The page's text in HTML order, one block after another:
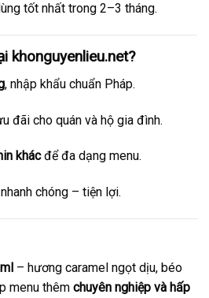
tốt nhất trong 2–3 tháng.
khonguyenlieu.net?
, nhập khẩu chuẩn Pháp.
đãi cho quán và hộ gia đình.
khácđể đa dạng menu.
chóng – tiện lợi.
– hương caramel ngọt dịu, béo
menu thêm chuyên nghiệp và hấp